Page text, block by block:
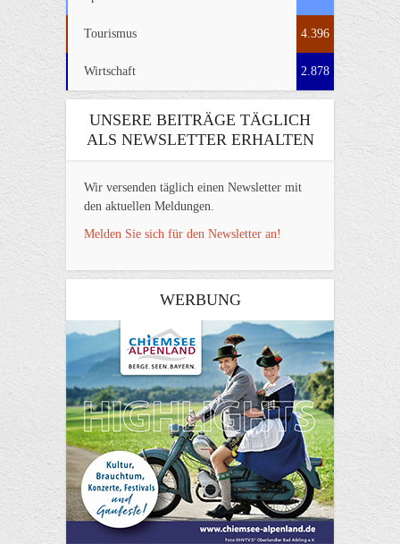
Tourismus 4.396
Wirtschaft 2.878
UNSERE BEITRÄGE TÄGLICH
ALS NEWSLETTER ERHALTEN
Wir versenden täglich einen Newsletter mit
den aktuellen Meldungen.
Melden Sie sich für den Newsletter an!
WERBUNG